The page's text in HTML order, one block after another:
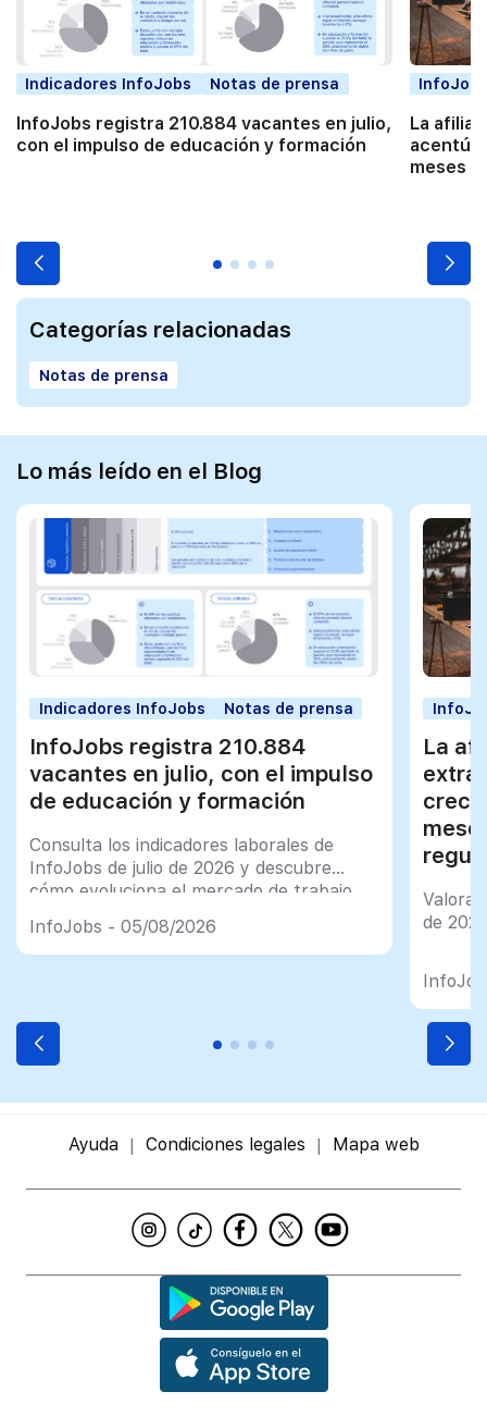
Indicadores InfoJobs Notas de prensa
InfoJobs registra 210.884 vacantes en julio,
con el impulso de educación y formación
La
acentúa
meses
Categorías relacionadas
Notas de prensa
Lo más leído en el Blog
Indicadores InfoJobs Notas de prensa
InfoJobs registra 210.884
vacantes en julio, con el impulso
de educación y formación
Consulta los indicadores laborales de
InfoJobs de julio de 2026 y descubre
cómo evoluciona el mercado de trabajo
InfoJobs - 05/08/2026
La
de
Ayuda Condiciones legales Mapa web